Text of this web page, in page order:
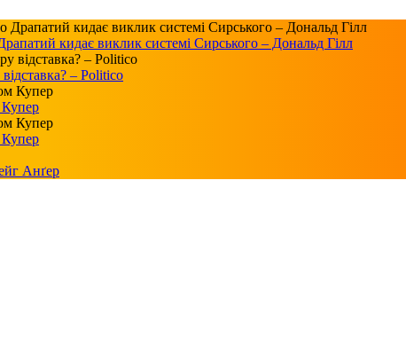
кидає виклик системі Сирського – Дональд Гілл
– Politico
Купер
Купер
Анґер